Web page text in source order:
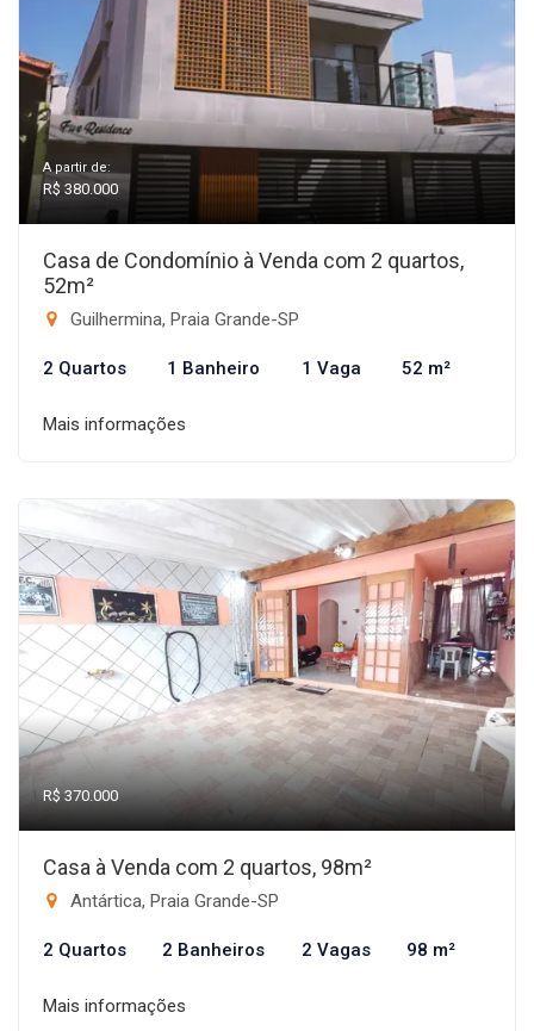
A partir de:
R$ 380.000
Casa de Condomínio à Venda com 2 quartos,
52m²
Guilhermina, Praia Grande-SP
2 Quartos 1 Banheiro 1 Vaga 52 m²
Mais informações
R$ 370.000
Casa à Venda com 2 quartos, 98m²
Antártica, Praia Grande-SP
2 Quartos 2 Banheiros 2 Vagas 98 m²
Mais informações